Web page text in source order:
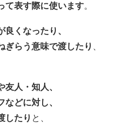
て表す際に使います。
くなったり、
ぎらう意味で渡したり 、
人・知人、
どに対し、
したり と、